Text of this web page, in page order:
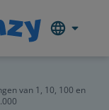
van 1, 10, 100 en